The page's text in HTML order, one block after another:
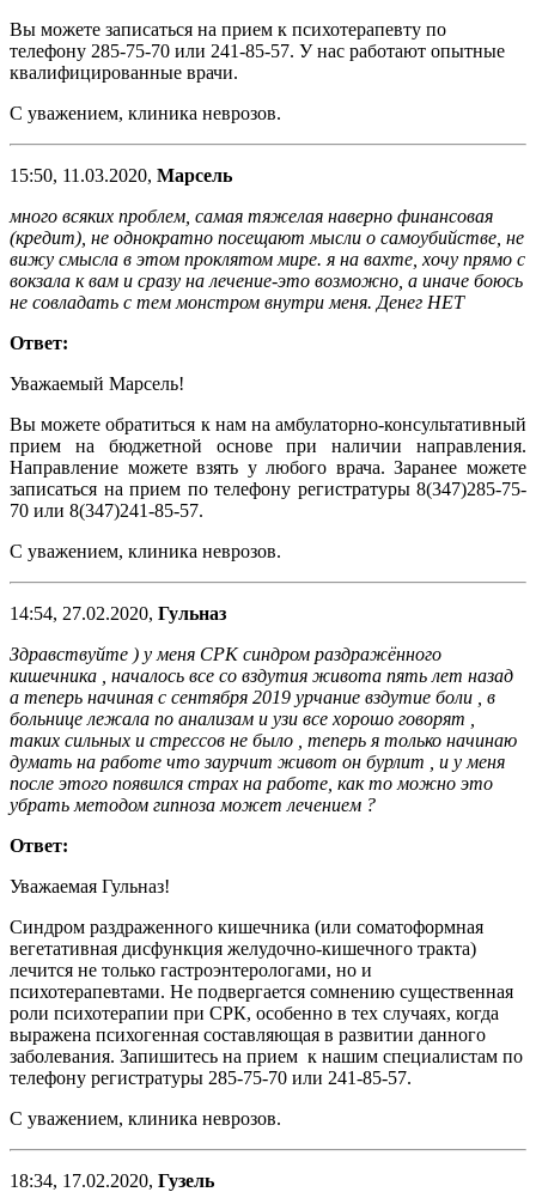
Вы можете записаться на прием к психотерапевту по
телефону 285-75-70 или 241-85-57. У нас работают опытные
квалифицированные врачи.
С уважением, клиника неврозов.
15:50, 11.03.2020, Марсель
много всяких проблем, самая тяжелая наверно финансовая
(кредит), не однократно посещают мысли о самоубийстве, не
вижу смысла в этом проклятом мире. я на вахте, хочу прямо с
вокзала к вам и сразу на лечение-это возможно, а иначе боюсь
не совладать с тем монстром внутри меня. Денег НЕТ
Ответ:
Уважаемый Марсель!
Вы можете обратиться к нам на амбулаторно-консультативный
прием на бюджетной основе при наличии направления.
Направление можете взять у любого врача. Заранее можете
записаться на прием по телефону регистратуры 8(347)285-75-
70 или 8(347)241-85-57.
С уважением, клиника неврозов.
14:54, 27.02.2020, Гульназ
Здравствуйте ) у меня СРК синдром раздражённого
кишечника , началось все со вздутия живота пять лет назад
а теперь начиная с сентября 2019 урчание вздутие боли , в
больнице лежала по анализам и узи все хорошо говорят ,
таких сильных и стрессов не было , теперь я только начинаю
думать на работе что заурчит живот он бурлит , и у меня
после этого появился страх на работе, как то можно это
убрать методом гипноза может лечением ?
Ответ:
Уважаемая Гульназ!
Синдром раздраженного кишечника (или соматоформная
вегетативная дисфункция желудочно-кишечного тракта)
лечится не только гастроэнтерологами, но и
психотерапевтами. Не подвергается сомнению существенная
роли психотерапии при СРК, особенно в тех случаях, когда
выражена психогенная составляющая в развитии данного
заболевания. Запишитесь на прием к нашим специалистам по
телефону регистратуры 285-75-70 или 241-85-57.
С уважением, клиника неврозов.
18:34, 17.02.2020, Гузель